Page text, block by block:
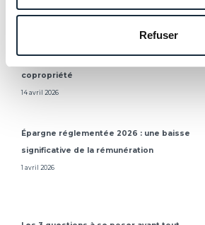
Refuser
Nos derniers articles
Loi Le Meur : le Conseil constitutionnel valide
l’interdiction des locations Airbnb en
copropriété
14 avril 2026
Épargne réglementée 2026 : une baisse
significative de la rémunération
1 avril 2026